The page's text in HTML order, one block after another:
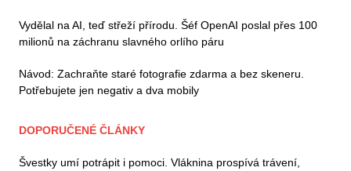
Vydělal na AI, teď střeží přírodu. Šéf OpenAI poslal přes 100
milionů na záchranu slavného orlího páru
Návod: Zachraňte staré fotografie zdarma a bez skeneru.
Potřebujete jen negativ a dva mobily
DOPORUČENÉ ČLÁNKY
Švestky umí potrápit i pomoci. Vláknina prospívá trávení,